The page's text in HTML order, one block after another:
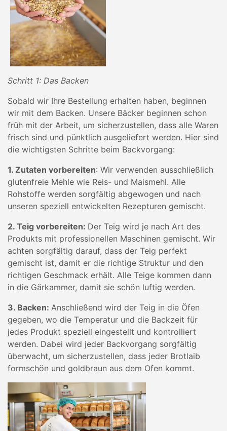
Schritt 1: Das Backen
Sobald wir Ihre Bestellung erhalten haben, beginnen
wir mit dem Backen. Unsere Bäcker beginnen schon
früh mit der Arbeit, um sicherzustellen, dass alle Waren
frisch sind und pünktlich ausgeliefert werden. Hier sind
die wichtigsten Schritte beim Backvorgang:
1. Zutaten vorbereiten: Wir verwenden ausschließlich
glutenfreie Mehle wie Reis- und Maismehl. Alle
Rohstoffe werden sorgfältig abgewogen und nach
unseren speziell entwickelten Rezepturen gemischt.
2. Teig vorbereiten: Der Teig wird je nach Art des
Produkts mit professionellen Maschinen gemischt. Wir
achten sorgfältig darauf, dass der Teig perfekt
gemischt ist, damit er die richtige Struktur und den
richtigen Geschmack erhält. Alle Teige kommen dann
in die Gärkammer, damit sie schön luftig werden.
3. Backen: Anschließend wird der Teig in die Öfen
gegeben, wo die Temperatur und die Backzeit für
jedes Produkt speziell eingestellt und kontrolliert
werden. Dabei wird jeder Backvorgang sorgfältig
überwacht, um sicherzustellen, dass jeder Brotlaib
formschön und goldbraun aus dem Ofen kommt.